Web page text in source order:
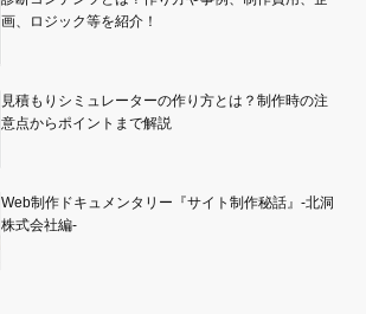
画、ロジック等を紹介！
見積もりシミュレーターの作り方とは？制作時の注
意点からポイントまで解説
Web制作ドキュメンタリー『サイト制作秘話』-北洞
株式会社編-